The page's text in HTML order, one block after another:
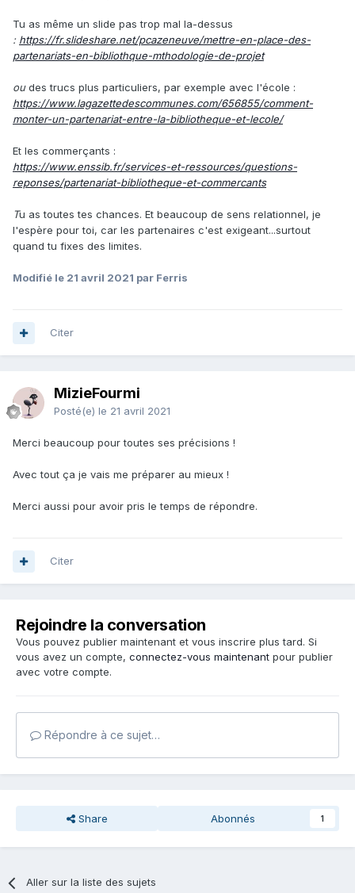
Tu as même un slide pas trop mal la-dessus
: https://fr.slideshare.net/pcazeneuve/mettre-en-place-des-
partenariats-en-bibliothque-mthodologie-de-projet
oudes trucs plus particuliers, par exemple avec l'école :
https://www.lagazettedescommunes.com/656855/comment-
monter-un-partenariat-entre-la-bibliotheque-et-lecole/
Et les commerçants :
https://www.enssib.fr/services-et-ressources/questions-
reponses/partenariat-bibliotheque-et-commercants
Tu as toutes tes chances. Et beaucoup de sens relationnel, je
l'espère pour toi, car les partenaires c'est exigeant...surtout
quand tu fixes des limites.
Modifié le 21 avril 2021 par Ferris
Citer
MizieFourmi
Posté(e) le 21 avril 2021
Merci beaucoup pour toutes ses précisions !
Avec tout ça je vais me préparer au mieux !
Merci aussi pour avoir pris le temps de répondre.
Citer
Rejoindre la conversation
Vous pouvez publier maintenant et vous inscrire plus tard. Si
vous avez un compte, connectez-vous maintenant pour publier
avec votre compte.
Répondre à ce sujet…
Share Abonnés 1
Aller sur la liste des sujets